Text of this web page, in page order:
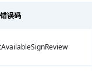
错误码